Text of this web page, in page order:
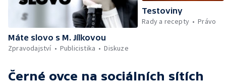
Máte slovo s M. Jílkovou
Zpravodajství
Publicistika Diskuze
Testoviny
Rady a recepty
Právo
Černé ovce na sociálních sítích